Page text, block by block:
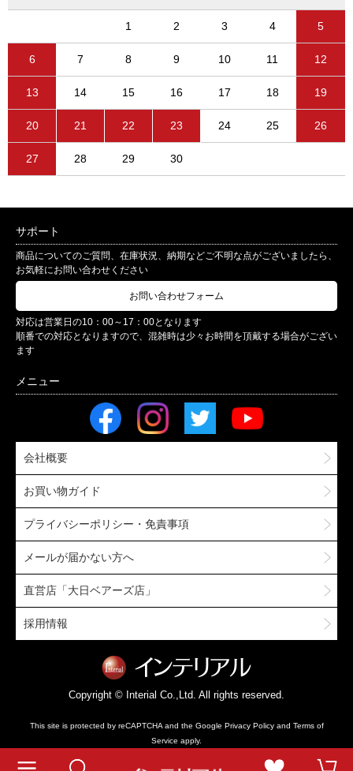
1 2 3 4 5
6 7 8 9 10 11 12
13 14 15 16 17 18 19
20 21 22 23 24 25 26
27 28 29 30
サポート
商品についてのご質問、在庫状況、納期などご不明な点がございましたら、
お気軽にお問い合わせください
お問い合わせフォーム
対応は営業日の10：00～17：00となります
順番での対応となりますので、混雑時は少々お時間を頂戴する場合がござい
ます
会社概要
お買い物ガイド
プライバシーポリシー・免責事項
メールが届かない方へ
直営店「大日ベアーズ店」
採用情報
Copyright © Interial Co.,Ltd. All rights reserved.
This site is protected by reCAPTCHA and the Google Privacy Policyand Terms of
Service apply.